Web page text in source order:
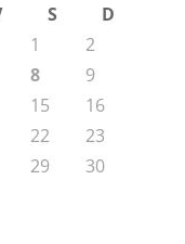
S
D
1
2
8
9
15
16
22
23
29
30